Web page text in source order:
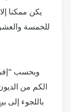
يكن ممكنا
وبحسب
الكم من
باللجوء إلى